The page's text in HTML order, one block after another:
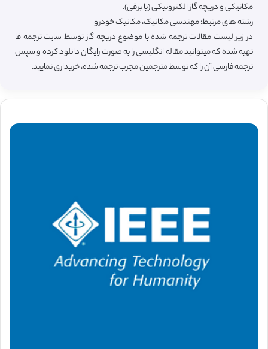
مكانيكی و دريچه گاز الكترونيكی (يا برقی).
رشته های مرتبط: مهندسی مکانیک، مکانیک خودرو
در زیر لیست مقالات ترجمه شده با موضوع دریچه گاز توسط سایت ترجمه فا
تهیه شده که میتوانید مقاله انگلیسی را به صورت رایگان دانلود کرده و سپس
ترجمه فارسی آن را که توسط مترجمین مجرب ترجمه شده، خریداری نمایید.